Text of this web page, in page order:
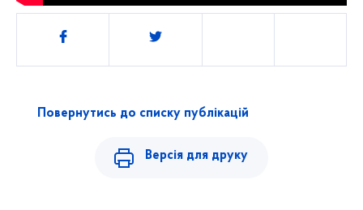
Поділитись
Повернутись до списку публікацій
Версія для друку